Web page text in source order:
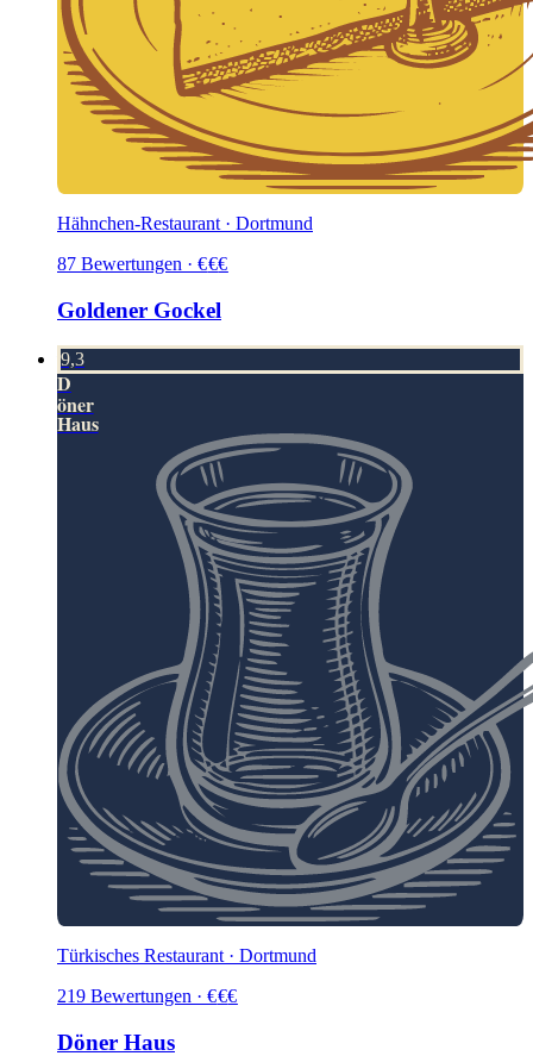
Hähnchen-Restaurant · Dortmund
87 Bewertungen · €€€
Goldener Gockel
9,3
D
öner
Haus
Türkisches Restaurant · Dortmund
219 Bewertungen · €€€
Döner Haus